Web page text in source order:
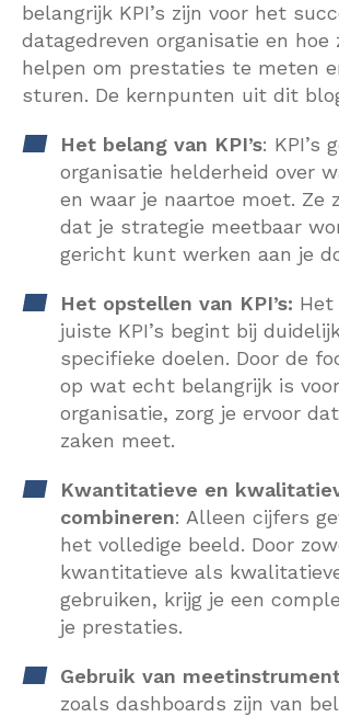
belangrijk KPI’s zijn voor het
datagedreven organisatie en hoe
helpen om prestaties te meten
sturen. De kernpunten uit dit
Het belang van KPI’s: KPI’s
organisatie helderheid over
en waar je naartoe moet. Ze
dat je strategie meetbaar
gericht kunt werken aan je
Het opstellen van KPI’s: Het
juiste KPI’s begint bij
specifieke doelen. Door de
op wat echt belangrijk is
organisatie, zorg je ervoor
zaken meet.
Kwantitatieve en
combineren: Alleen cijfers
het volledige beeld. Door
kwantitatieve als
gebruiken, krijg je een
je prestaties.
Gebruik van
zoals dashboards zijn van